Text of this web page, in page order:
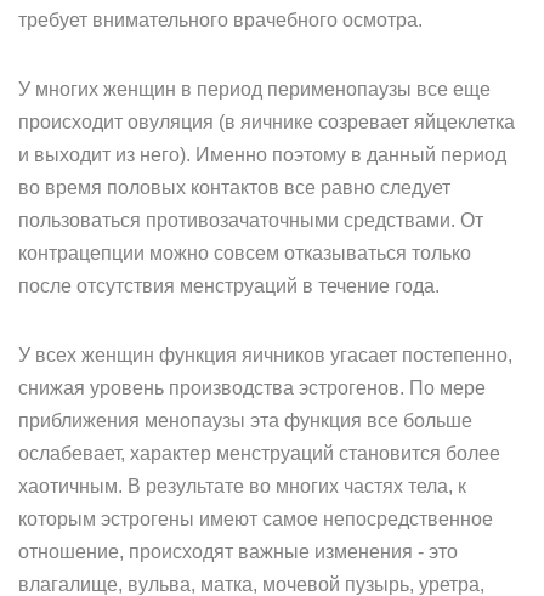
требует внимательного врачебного осмотра.
У многих женщин в период перименопаузы все еще
происходит овуляция (в яичнике созревает яйцеклетка
и выходит из него). Именно поэтому в данный период
во время половых контактов все равно следует
пользоваться противозачаточными средствами. От
контрацепции можно совсем отказываться только
после отсутствия менструаций в течение года.
У всех женщин функция яичников угасает постепенно,
снижая уровень производства эстрогенов. По мере
приближения менопаузы эта функция все больше
ослабевает, характер менструаций становится более
хаотичным. В результате во многих частях тела, к
которым эстрогены имеют самое непосредственное
отношение, происходят важные изменения - это
влагалище, вульва, матка, мочевой пузырь, уретра,